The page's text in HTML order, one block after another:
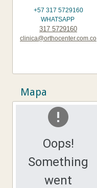
+57 317 5729160
WHATSAPP
317 5729160
clinica@orthocenter.com.co
Mapa
Oops!
Something
went